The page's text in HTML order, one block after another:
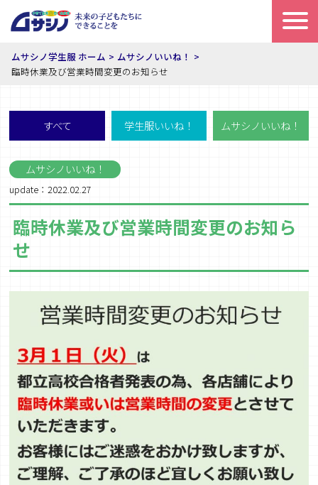
ムサシノ学生服 ホーム
ムサシノいいね！
臨時休業及び営業時間変更のお知らせ
すべて 学生服いいね！ ムサシノいいね！
ムサシノいいね！
update：2022.02.27
臨時休業及び営業時間変更のお知ら
せ